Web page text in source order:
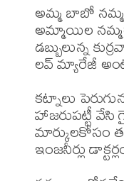
అమ్మ బాబో
అమ్మాయిల
డబ్బులున్న
లవ్ మ్యారేజీ
కట్నాలు
హాజరుపట్టీ
మార్కులకోసం
ఇంజనీర్లు